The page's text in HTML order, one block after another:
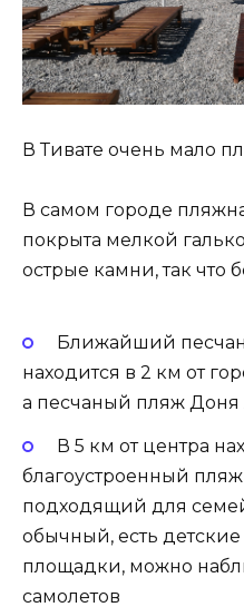
В Тивате очень мало
В самом городе
покрыта мелкой
острые камни, так что
Ближайший
находится в 2 км от
а песчаный пляж Доня
В 5 км от центра
благоустроенный
подходящий для
обычный, есть
площадки, можно
самолетов